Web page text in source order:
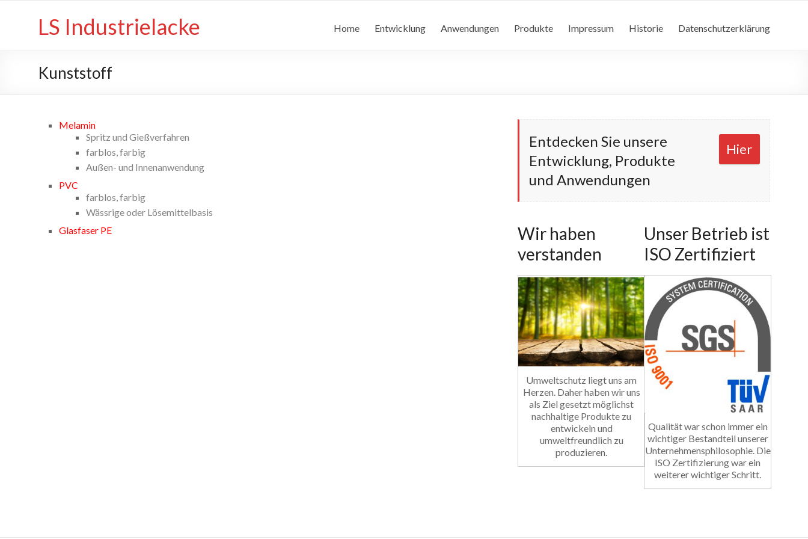
LS Industrielacke Home Entwicklung Anwendungen Produkte Impressum Historie Datenschutzerklärung
Kunststoff
Melamin
Spritz und Gießverfahren
farblos, farbig
Außen- und Innenanwendung
PVC
farblos, farbig
Wässrige oder Lösemittelbasis
Glasfaser PE
Entdecken Sie unsere
Entwicklung, Produkte
und Anwendungen
Hier
Wir haben
verstanden
Umweltschutz liegt uns am
Herzen. Daher haben wir uns
als Ziel gesetzt möglichst
nachhaltige Produkte zu
entwickeln und
umweltfreundlich zu
produzieren.
Unser Betrieb ist
ISO Zertifiziert
Qualität war schon immer ein
wichtiger Bestandteil unserer
Unternehmensphilosophie. Die
ISO Zertifizierung war ein
weiterer wichtiger Schritt.